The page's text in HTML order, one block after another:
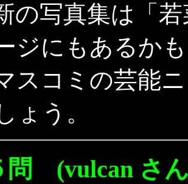
写真集は「若
ジにもあるか
スコミの芸能
ょう。
(vulcan さん